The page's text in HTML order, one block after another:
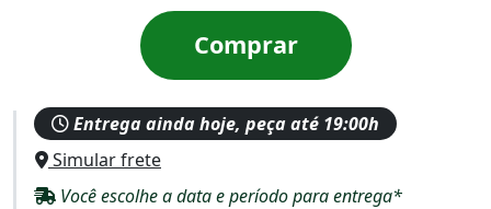
Comprar
Entrega ainda hoje, peça até 19:00h
Simular frete
Você escolhe a data e período para entrega*